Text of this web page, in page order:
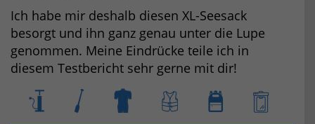
Ich habe mir deshalb diesen XL-Seesack
besorgt und ihn ganz genau unter die Lupe
genommen. Meine Eindrücke teile ich in
diesem Testbericht sehr gerne mit dir!